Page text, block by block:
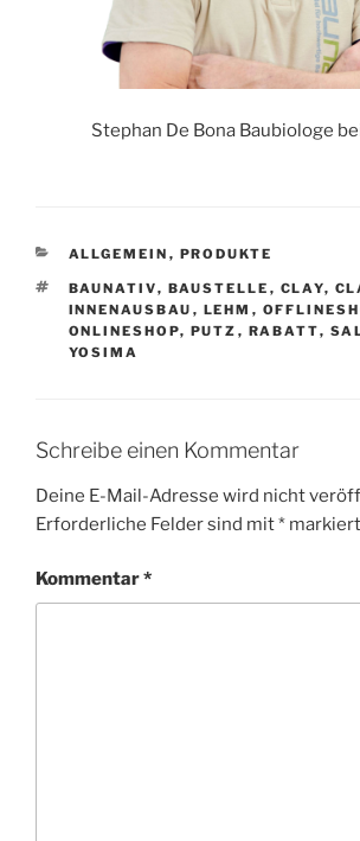
Stephan De Bona Baubiologe
KATEGORIEN
ALLGEMEIN , PRODUKTE
SCHLAGWÖRTER
BAUNATIV, BAUSTELLE , CLAY,
INNENAUSBAU , LEHM ,
ONLINESHOP, PUTZ , RABATT,
YOSIMA
Schreibe einen Kommentar
Deine E-Mail-Adresse wird nicht
Erforderliche Felder sind mit* markiert
Kommentar*